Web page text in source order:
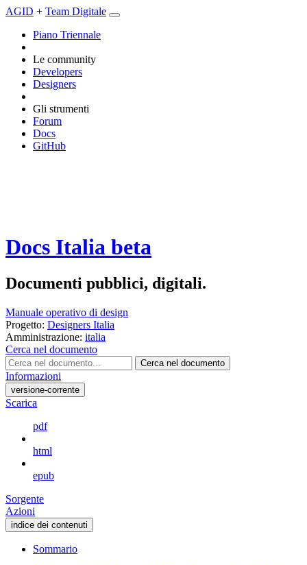
AGID + Team Digitale
Piano Triennale
Le community
Developers
Designers
Gli strumenti
Forum
Docs
GitHub
Docs Italia beta
Documenti pubblici, digitali.
Manuale operativo di design
Progetto: Designers Italia
Amministrazione: italia
Cerca nel documento
Cerca nel documento
Informazioni
versione-corrente
Scarica
pdf
html
epub
Sorgente
Azioni
indice dei contenuti
Sommario